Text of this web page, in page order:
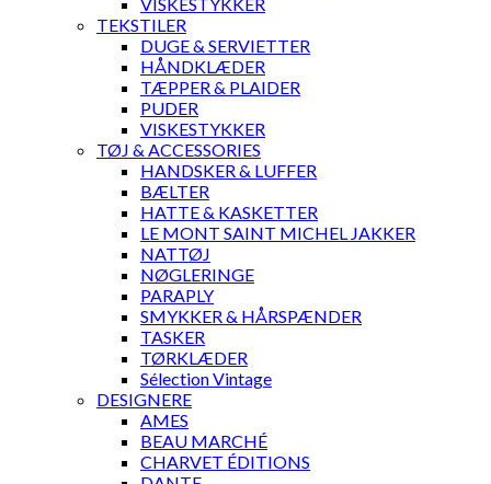
TEKSTILER
DUGE & SERVIETTER
HÅNDKLÆDER
TÆPPER & PLAIDER
PUDER
VISKESTYKKER
TØJ & ACCESSORIES
HANDSKER & LUFFER
BÆLTER
HATTE & KASKETTER
LE MONT SAINT MICHEL JAKKER
NATTØJ
NØGLERINGE
PARAPLY
SMYKKER & HÅRSPÆNDER
TASKER
TØRKLÆDER
Sélection Vintage
DESIGNERE
AMES
BEAU MARCHÉ
CHARVET ÉDITIONS